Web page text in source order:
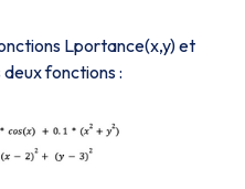
Lportance(x,y)et
deux fonctions :